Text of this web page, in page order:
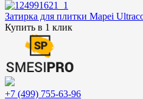
Затирка для плитки Mapei
Купить в 1 клик
+7 (499) 755-63-96